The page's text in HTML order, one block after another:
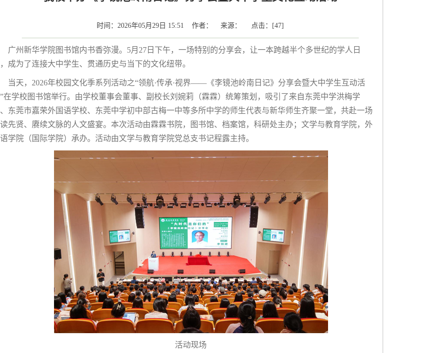
时间：2026年05月29日 15:51 作者： 来源： 点击：[47]
广州新华学院图书馆内书香弥漫。5月27日下午，一场特别的分享会，让一本跨越半个多世纪的学人日
成为了连接大中学生、贯通历史与当下的文化纽带。
当天，2026年校园文化季系列活动之“领航·传承·视界——《李镜池岭南日记》分享会暨大中学生互动活
在学校图书馆举行。由学校董事会董事、副校长刘婉莉（霖霖）统筹策划，吸引了来自东莞中学洪梅学
东莞市嘉荣外国语学校、东莞中学初中部古梅一中等多所中学的师生代表与新华师生齐聚一堂，共赴一场
先贤、赓续文脉的人文盛宴。本次活动由霖霖书院，图书馆、档案馆，科研处主办；文学与教育学院，外
学院（国际学院）承办。活动由文学与教育学院党总支书记程露主持。
活动现场